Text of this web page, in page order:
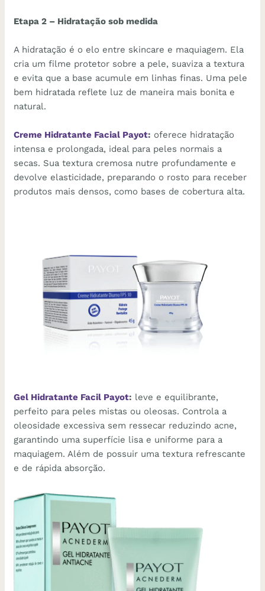
Etapa 2 – Hidratação sob medida
A hidratação é o elo entre skincare e maquiagem. Ela
cria um filme protetor sobre a pele, suaviza a textura
e evita que a base acumule em linhas finas. Uma pele
bem hidratada reflete luz de maneira mais bonita e
natural.
Creme Hidratante Facial Payot: oferece hidratação
intensa e prolongada, ideal para peles normais a
secas. Sua textura cremosa nutre profundamente e
devolve elasticidade, preparando o rosto para receber
produtos mais densos, como bases de cobertura alta.
Gel Hidratante Facil Payot: leve e equilibrante,
perfeito para peles mistas ou oleosas. Controla a
oleosidade excessiva sem ressecar reduzindo acne,
garantindo uma superfície lisa e uniforme para a
maquiagem. Além de possuir uma textura refrescante
e de rápida absorção.